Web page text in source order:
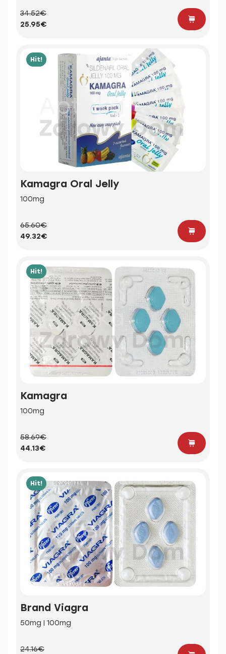
34.52€
25.95€
Hit!
Kamagra Oral Jelly
100mg
65.60€
49.32€
Hit!
Kamagra
100mg
58.69€
44.13€
Hit!
Brand Viagra
50mg | 100mg
24.16€